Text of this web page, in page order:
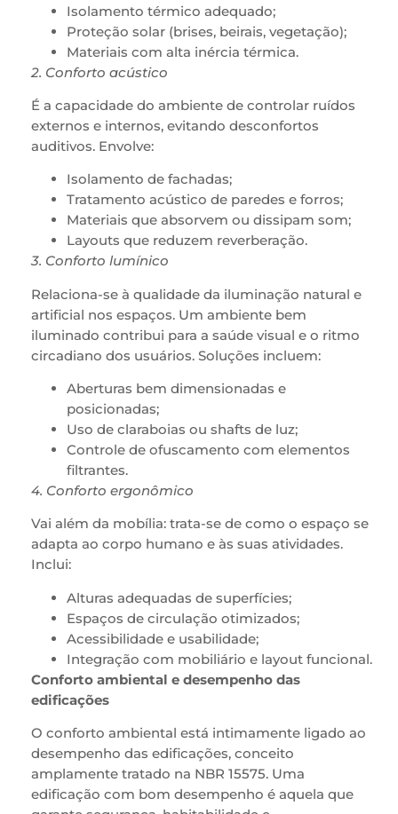
Isolamento térmico adequado;
Proteção solar (brises, beirais, vegetação);
Materiais com alta inércia térmica.
2. Conforto acústico
É a capacidade do ambiente de controlar ruídos
externos e internos, evitando desconfortos
auditivos. Envolve:
Isolamento de fachadas;
Tratamento acústico de paredes e forros;
Materiais que absorvem ou dissipam som;
Layouts que reduzem reverberação.
3. Conforto lumínico
Relaciona-se à qualidade da iluminação natural e
artificial nos espaços. Um ambiente bem
iluminado contribui para a saúde visual e o ritmo
circadiano dos usuários. Soluções incluem:
Aberturas bem dimensionadas e
posicionadas;
Uso de claraboias ou shafts de luz;
Controle de ofuscamento com elementos
filtrantes.
4. Conforto ergonômico
Vai além da mobília: trata-se de como o espaço se
adapta ao corpo humano e às suas atividades.
Inclui:
Alturas adequadas de superfícies;
Espaços de circulação otimizados;
Acessibilidade e usabilidade;
Integração com mobiliário e layout funcional.
Conforto ambiental e desempenho das
edificações
O conforto ambiental está intimamente ligado ao
desempenho das edificações, conceito
amplamente tratado na NBR 15575. Uma
edificação com bom desempenho é aquela que